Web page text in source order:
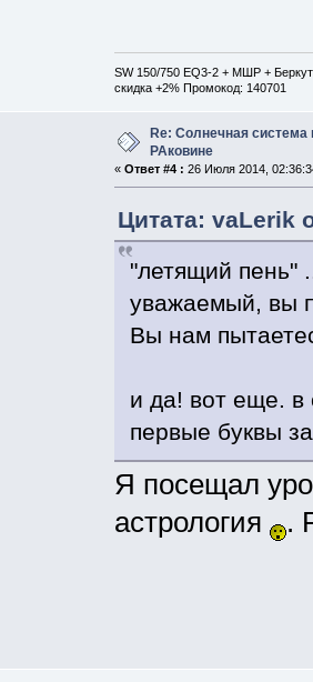
SW 150/750 EQ3-2 + МШР +
скидка +2% Промокод: 140701
Re: Солнечная система
РАковине
« Ответ #4 : 26 Июля 2014,
Цитата: vaLerik
"летящий пень"
уважаемый, вы
Вы нам
и да! вот еще. в
первые буквы
Я посещал
астрология
.